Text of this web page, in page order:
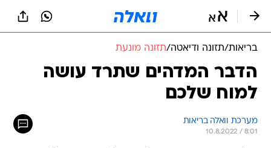
בריאות/תזונה ודיאטה/תזונה מונעת
הדבר המדהים שתרד עושה
למוח שלכם
מערכת וואלה בריאות
10.8.2022 / 8:01